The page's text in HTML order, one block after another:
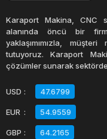
sağlayabilir. Ancak,
durumunu kontrol
önemlidir. İkinci el
Fritözler, birçok farklı
bulunabilir.
Karaport Makina, CNC
alanında öncü bir
yaklaşımımızla,
tutuyoruz. Karaport
çözümler sunarak
USD : 47.6799
EUR : 54.9559
GBP : 64.2165